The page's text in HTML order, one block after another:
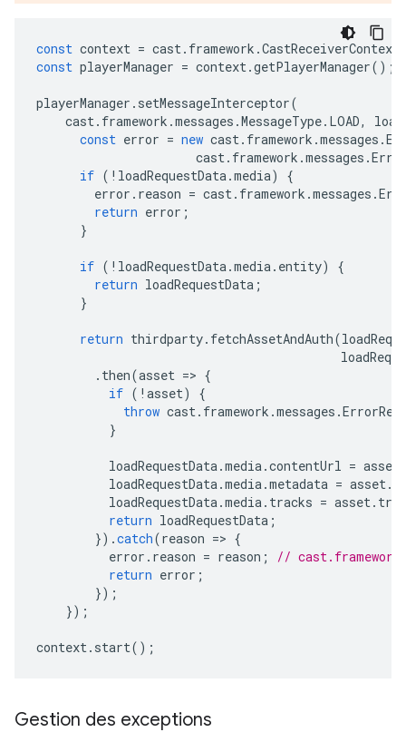
const context = cast. framework .CastReceiverContext
const playerManager = context.getPlayerManager();
playerManager . setMessageInterceptor(
cast. framework .messages .MessageType. LOAD,
const error = new cast. framework .messages .
cast. framework .messages .
if ( ! loadRequestData.media)
{
error . reason = cast. framework .messages .
return error ;
}
if ( ! loadRequestData.media. entity)
{
return loadRequestData ;
}
return thirdparty. fetchAssetAndAuth(
. then(asset => {
if ( ! asset)
{
throw cast. framework .messages .
}
loadRequestData.media.contentUrl = asset
loadRequestData.media.metadata = asset.
loadRequestData.media. tracks = asset.
return loadRequestData ;
}).catch(reason => {
error . reason = reason ;
//
return error ;
});
});
context. start();
Gestion des exceptions